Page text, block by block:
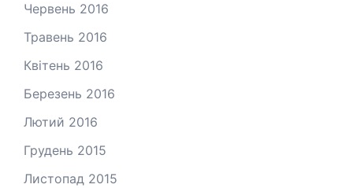
Червень 2016
Травень 2016
Квітень 2016
Березень 2016
Лютий 2016
Грудень 2015
Листопад 2015